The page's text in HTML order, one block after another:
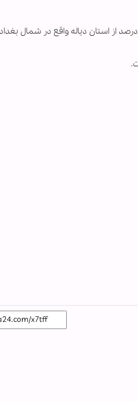
نیروهای ارتش عراق پس از درگیری با عناصر داعش اعلام کردند کنترل ۸۰ درصد از استان دیاله